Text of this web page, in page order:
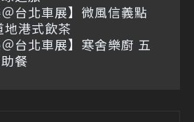
＠台北車展】微風信義點
地港式飲茶
＠台北車展】寒舍樂廚 五
餐